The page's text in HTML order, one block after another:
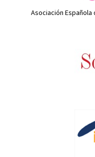
Asociación